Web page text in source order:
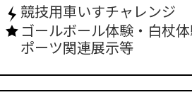
競技用車いすチャレンジ
ゴールボール体験・白杖
ポーツ関連展示等